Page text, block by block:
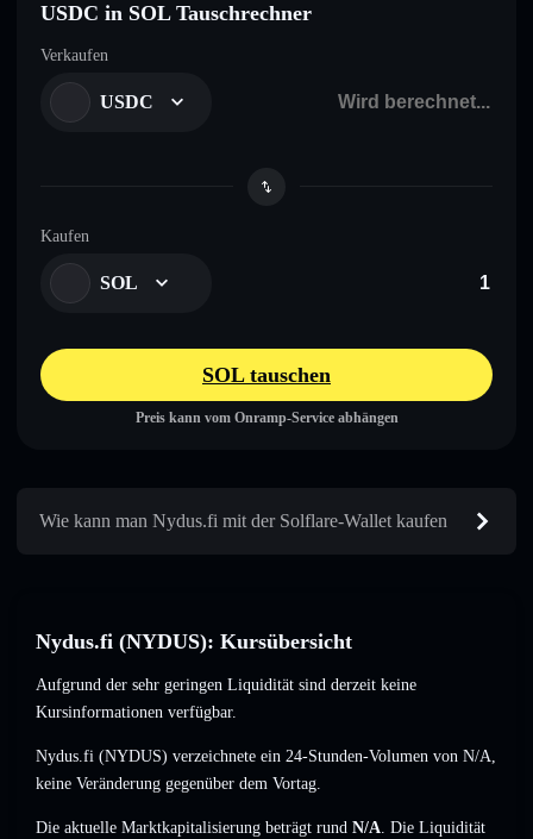
USDC in SOL Tauschrechner
Verkaufen
USDC
Kaufen
SOL
SOL tauschen
Preis kann vom Onramp-Service abhängen
Wie kann man Nydus.fi mit der Solflare-Wallet kaufen
Nydus.fi (NYDUS): Kursübersicht
Aufgrund der sehr geringen Liquidität sind derzeit keine
Kursinformationen verfügbar.
Nydus.fi (NYDUS) verzeichnete ein 24-Stunden-Volumen von N/A,
keine Veränderung gegenüber dem Vortag.
Die aktuelle Marktkapitalisierung beträgt rund N/A. Die Liquidität